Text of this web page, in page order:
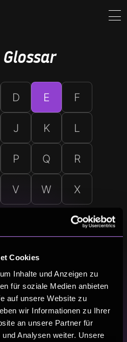
Cookies
Inhalte und Anzeigen zu
für soziale Medien anbieten
auf unsere Website zu
wir Informationen zu Ihrer
an unsere Partner für
Analysen weiter. Unsere
D E F
J K L
P Q R
V W X